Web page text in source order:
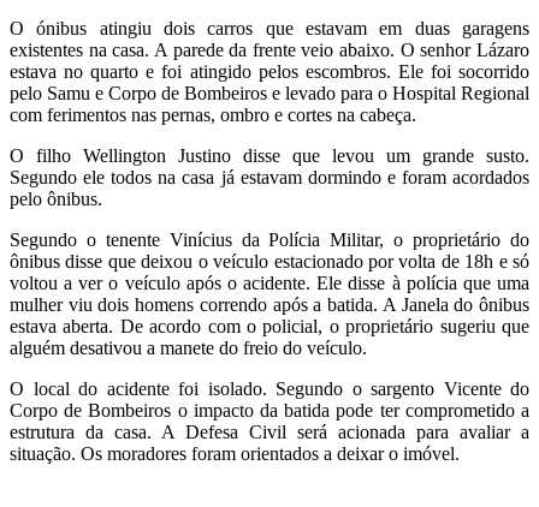
O ónibus atingiu dois carros que estavam em duas garagens
existentes na casa. A parede da frente veio abaixo. O senhor Lázaro
estava no quarto e foi atingido pelos escombros. Ele foi socorrido
pelo Samu e Corpo de Bombeiros e levado para o Hospital Regional
com ferimentos nas pernas, ombro e cortes na cabeça.
O filho Wellington Justino disse que levou um grande susto.
Segundo ele todos na casa já estavam dormindo e foram acordados
pelo ônibus.
Segundo o tenente Vinícius da Polícia Militar, o proprietário do
ônibus disse que deixou o veículo estacionado por volta de 18h e só
voltou a ver o veículo após o acidente. Ele disse à polícia que uma
mulher viu dois homens correndo após a batida. A Janela do ônibus
estava aberta. De acordo com o policial, o proprietário sugeriu que
alguém desativou a manete do freio do veículo.
O local do acidente foi isolado. Segundo o sargento Vicente do
Corpo de Bombeiros o impacto da batida pode ter comprometido a
estrutura da casa. A Defesa Civil será acionada para avaliar a
situação. Os moradores foram orientados a deixar o imóvel.